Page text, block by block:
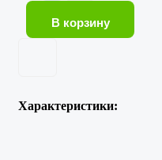
В корзину
Характеристики: